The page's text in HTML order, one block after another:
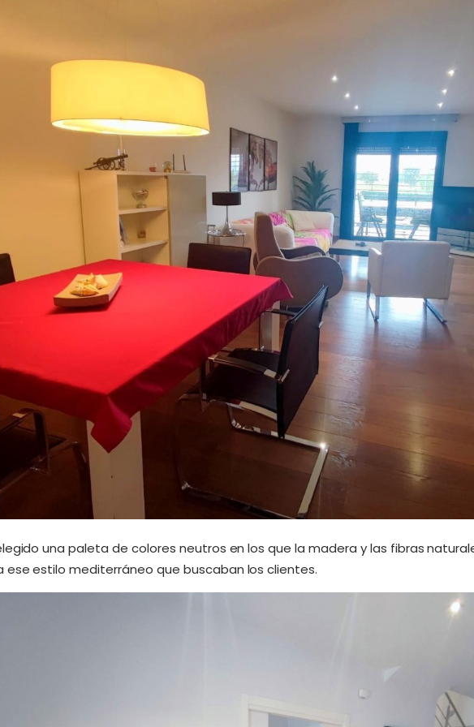
una paleta de colores neutros en los que la madera y las fibras
ese estilo mediterráneo que buscaban los clientes.